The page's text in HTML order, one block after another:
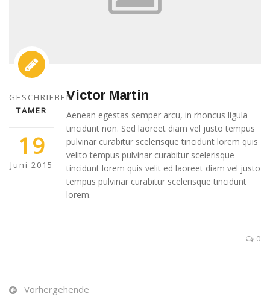
GESCHRIEBEN
TAMER
19
Juni 2015
Victor Martin
Aenean egestas semper arcu, in rhoncus ligula
tincidunt non. Sed laoreet diam vel justo tempus
pulvinar curabitur scelerisque tincidunt lorem quis
velito tempus pulvinar curabitur scelerisque
tincidunt lorem quis velit ed laoreet diam vel justo
tempus pulvinar curabitur scelerisque tincidunt
lorem.
0
Vorhergehende